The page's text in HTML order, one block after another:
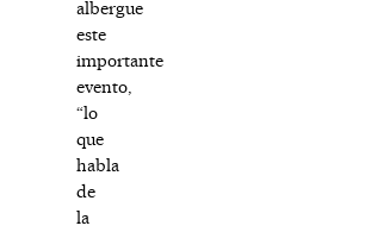
albergue
este
importante
evento,
“lo
que
habla
de
la